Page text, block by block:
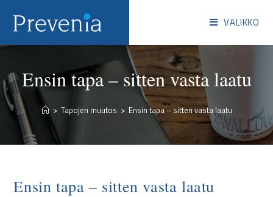
VALIKKO
Ensin tapa – sitten vasta laatu
> Tapojen muutos > Ensin tapa – sitten vasta laatu
Ensin tapa – sitten vasta laatu